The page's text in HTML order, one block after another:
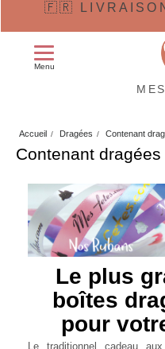
🇫🇷
Menu
Accueil Dragées Contenant
Contenant
Le plus
boîtes
pour